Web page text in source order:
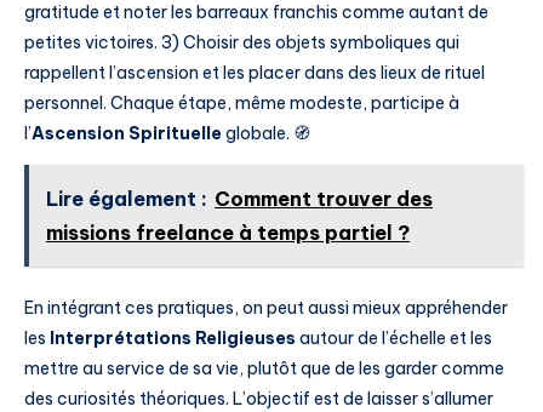
gratitude et noter les barreaux franchis comme autant de
petites victoires. 3) Choisir des objets symboliques qui
rappellent l’ascension et les placer dans des lieux de rituel
personnel. Chaque étape, même modeste, participe à
l’Ascension Spirituelleglobale. 🧭
Lire également : Comment trouver des
missions freelance à temps partiel ?
En intégrant ces pratiques, on peut aussi mieux appréhender
les Interprétations Religieuses autour de l’échelle et les
mettre au service de sa vie, plutôt que de les garder comme
des curiosités théoriques. L’objectif est de laisser s’allumer